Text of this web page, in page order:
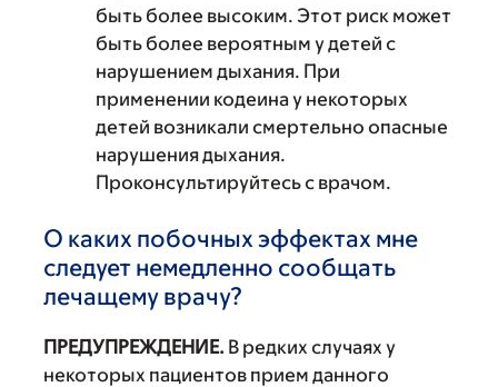
быть более высоким. Этот риск может
быть более вероятным у детей с
нарушением дыхания. При
применении кодеина у некоторых
детей возникали смертельно опасные
нарушения дыхания.
Проконсультируйтесь с врачом.
О каких побочных эффектах мне
следует немедленно сообщать
лечащему врачу?
ПРЕДУПРЕЖДЕНИЕ. В редких случаях у
некоторых пациентов прием данного